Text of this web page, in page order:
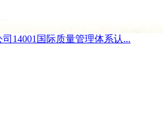
14001国际质量管理体系认...